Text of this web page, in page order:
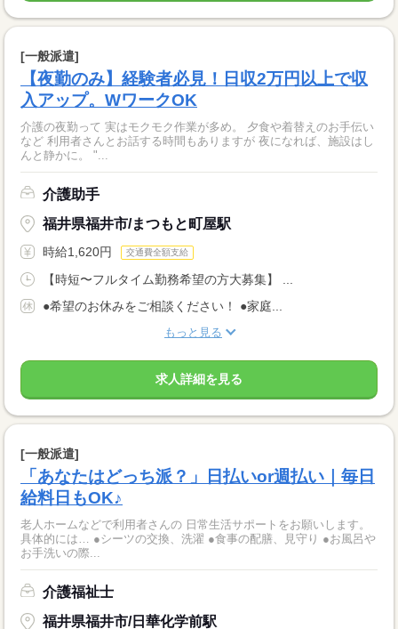
[一般派遣]
【夜勤のみ】経験者必見！日収2万円以上で収
入アップ。WワークOK
介護の夜勤って 実はモクモク作業が多め。 夕食や着替えのお手伝い
など 利用者さんとお話する時間もありますが 夜になれば、施設はし
んと静かに。 "...
介護助手
福井県福井市/まつもと町屋駅
時給1,620円 交通費全額支給
【時短〜フルタイム勤務希望の方大募集】 ...
●希望のお休みをご相談ください！ ●家庭...
もっと見る
求人詳細を見る
[一般派遣]
「あなたはどっち派？」日払いor週払い｜毎日
給料日もOK♪
老人ホームなどで利用者さんの 日常生活サポートをお願いします。
具体的には… ●シーツの交換、洗濯 ●食事の配膳、見守り ●お風呂や
お手洗いの際...
介護福祉士
福井県福井市/日華化学前駅